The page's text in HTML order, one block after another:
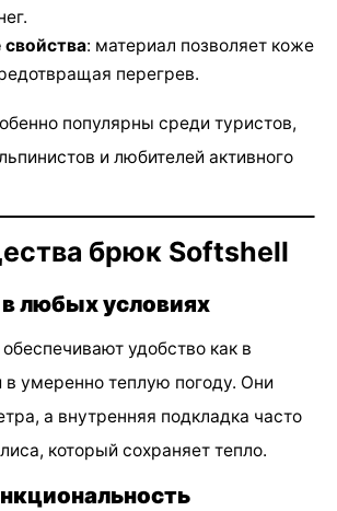
: материал позволяет коже
перегрев.
популярны среди туристов,
и любителей активного
брюк Softshell
любых условиях
удобство как в
в умеренно теплую погоду. Они
а внутренняя подкладка часто
который сохраняет тепло.